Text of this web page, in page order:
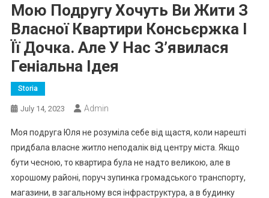
Мою Подругу Хочуть Ви Жити З
Власної Квартири Консьєржка І
Її Дочка. Але У Нас З’явилася
Геніальна Ідея
Storia
July 14, 2023 Admin
Моя подруга Юля не розуміла себе від щастя, коли нарешті
придбала власне житло неподалік від центру міста. Якщо
бути чесною, то квартира була не надто великою, але в
хорошому районі, поруч зупинка громадського транспорту,
магазини, в загальному вся інфраструктура, а в будинку